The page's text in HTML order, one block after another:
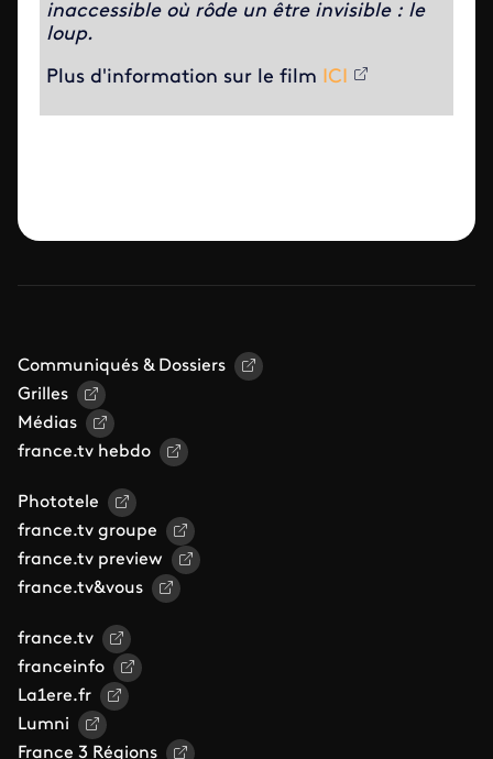
inaccessible où rôde un être invisible : le
loup.
Plus d'information sur le film ICI
Communiqués & Dossiers
Grilles
Médias
france.tv hebdo
Phototele
france.tv groupe
france.tv preview
france.tv&vous
france.tv
franceinfo
La1ere.fr
Lumni
France 3 Régions